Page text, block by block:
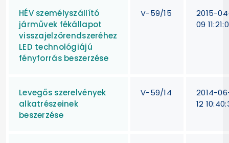
HÉV személyszállító
járművek fékállapot
visszajelzőrendszeréhez
LED technológiájú
fényforrás beszerzése
V-59/15
2015-
09
Levegős szerelvények
alkatrészeinek
beszerzése
V-59/14
2014-
12